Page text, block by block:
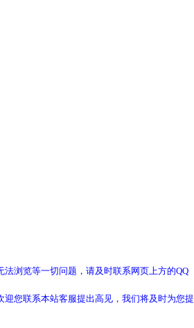
浏览等一切问题，请及时联系网页上方的QQ
您联系本站客服提出高见，我们将及时为您提